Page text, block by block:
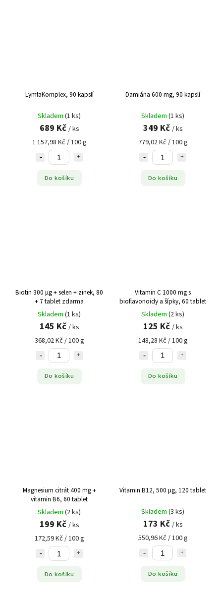
LymfaKomplex, 90 kapslí
Skladem (1 ks)
689 Kč / ks
1 157,98 Kč / 100 g
Do košíku
Damiána 600 mg, 90 kapslí
Skladem (1 ks)
349 Kč / ks
779,02 Kč / 100 g
Do košíku
Biotin 300 µg + selen + zinek, 80
+ 7 tablet zdarma
Skladem (1 ks)
145 Kč / ks
368,02 Kč / 100 g
Do košíku
Vitamin C 1000 mg s
bioflavonoidy a šípky, 60 tablet
Skladem (2 ks)
125 Kč / ks
148,28 Kč / 100 g
Do košíku
Magnesium citrát 400 mg +
vitamin B6, 60 tablet
Skladem (2 ks)
199 Kč / ks
172,59 Kč / 100 g
Do košíku
Vitamin B12, 500 µg, 120 tablet
Skladem (3 ks)
173 Kč / ks
550,96 Kč / 100 g
Do košíku